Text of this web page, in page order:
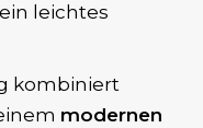
leichtes
kombiniert
modernen